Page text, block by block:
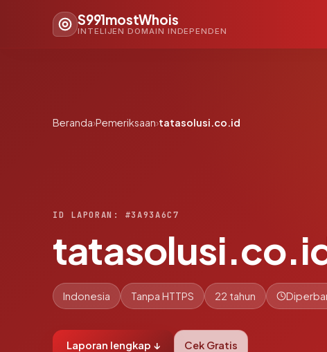
S991mostWhois
INTELIJEN DOMAIN INDEPENDEN
Beranda›Pemeriksaan›tatasolusi.co.id
ID LAPORAN: #3A93A6C7
Indonesia Tanpa HTTPS 22 tahun
Laporan lengkap ↓ Cek Gratis